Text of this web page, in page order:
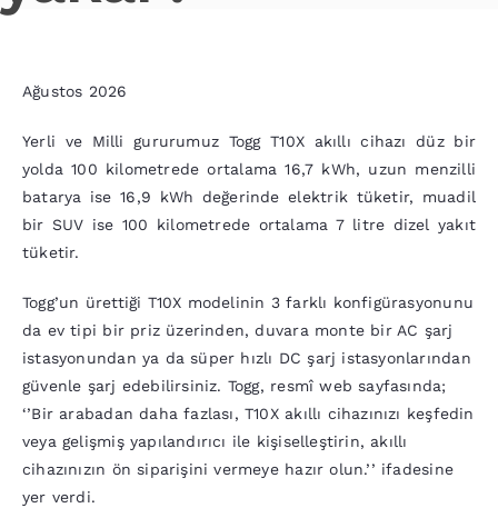
Ağustos 2026
Yerli ve Milli gururumuz Togg T10X akıllı cihazı düz bir
yolda 100 kilometrede ortalama 16,7 kWh, uzun menzilli
batarya ise 16,9 kWh değerinde elektrik tüketir, muadil
bir SUV ise 100 kilometrede ortalama 7 litre dizel yakıt
tüketir.
Togg’un ürettiği T10X modelinin 3 farklı konfigürasyonunu
da ev tipi bir priz üzerinden, duvara monte bir AC şarj
istasyonundan ya da süper hızlı DC şarj istasyonlarından
güvenle şarj edebilirsiniz. Togg, resmî web sayfasında;
‘’Bir arabadan daha fazlası, T10X akıllı cihazınızı keşfedin
veya gelişmiş yapılandırıcı ile kişiselleştirin, akıllı
cihazınızın ön siparişini vermeye hazır olun.’’ ifadesine
yer verdi.